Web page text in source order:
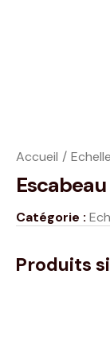
Accueil
Catégorie :
Produits